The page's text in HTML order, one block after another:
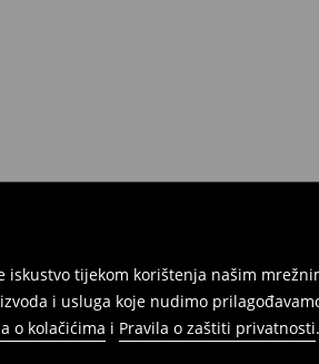
tijekom korištenja našim
i usluga koje nudimo
o kolačićima i Pravila o zaštiti privatnosti.